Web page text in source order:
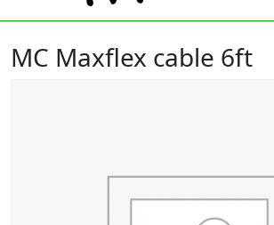
MC Maxflex cable 6ft